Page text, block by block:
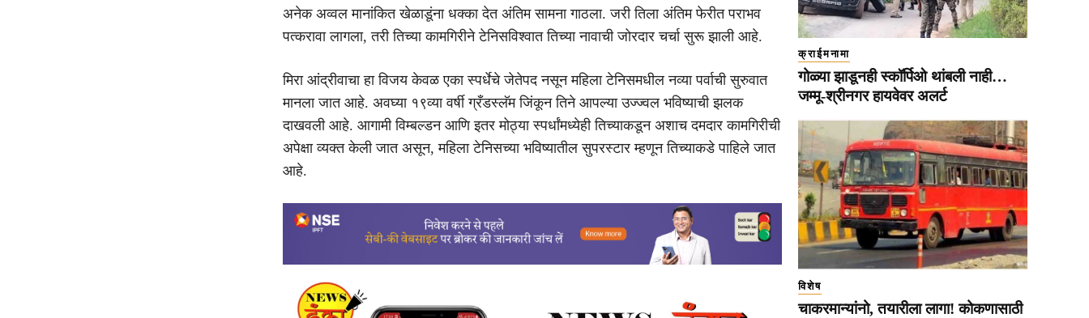
अनेक अव्वल मानांकित खेळाडूंना धक्का देत अंतिम सामना गाठला. जरी तिला अंतिम फेरीत पराभव
पत्करावा लागला, तरी तिच्या कामगिरीने टेनिसविश्वात तिच्या नावाची जोरदार चर्चा सुरू झाली आहे.
मिरा आंद्रीवाचा हा विजय केवळ एका स्पर्धेचे जेतेपद नसून महिला टेनिसमधील नव्या पर्वाची सुरुवात
मानला जात आहे. अवघ्या १९व्या वर्षी ग्रँडस्लॅम जिंकून तिने आपल्या उज्ज्वल भविष्याची झलक
दाखवली आहे. आगामी विम्बल्डन आणि इतर मोठ्या स्पर्धांमध्येही तिच्याकडून अशाच दमदार कामगिरीची
अपेक्षा व्यक्त केली जात असून, महिला टेनिसच्या भविष्यातील सुपरस्टार म्हणून तिच्याकडे पाहिले जात
आहे.
क्राईमनामा
गोळ्या झाडूनही स्कॉर्पिओ थांबली नाही…
जम्मू-श्रीनगर हायवेवर अलर्ट
विशेष
चाकरमान्यांनो, तयारीला लागा! कोकणासाठी